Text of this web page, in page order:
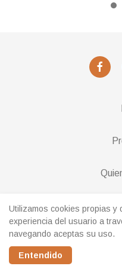
Cambios
Utilizamos cookies propias y
experiencia del usuario a
navegando aceptas su uso.
Entendido